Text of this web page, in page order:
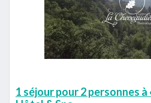
1 séjour pour 2 personnes à